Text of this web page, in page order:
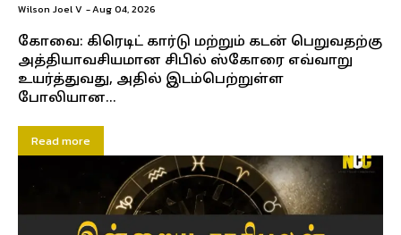
Wilson Joel V -Aug 04, 2026
கோவை: கிரெடிட் கார்டு மற்றும் கடன் பெறுவதற்கு
அத்தியாவசியமான சிபில் ஸ்கோரை எவ்வாறு
உயர்த்துவது, அதில் இடம்பெற்றுள்ள
போலியான...
Read more